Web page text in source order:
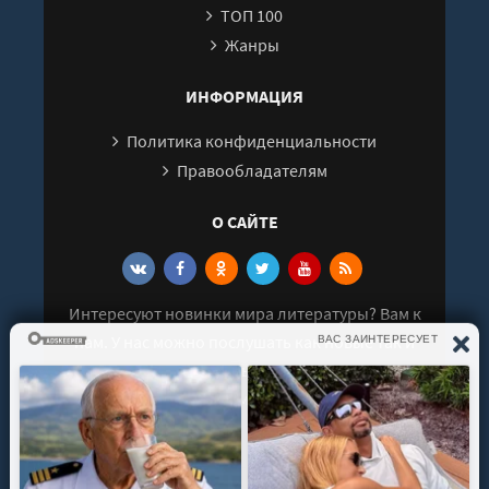
ТОП 100
Жанры
ИНФОРМАЦИЯ
Политика конфиденциальности
Правообладателям
О САЙТЕ
Интересуют новинки мира литературы? Вам к
нам. У нас можно послушать как новые так и
старые аудиокниги. Выбрать и поделиться с
друзьями лучшими аудиокнигами!